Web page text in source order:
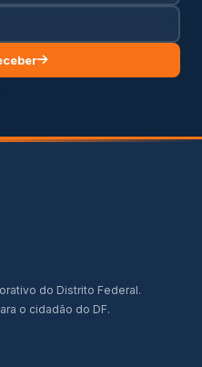
do Distrito Federal.
o cidadão do DF.